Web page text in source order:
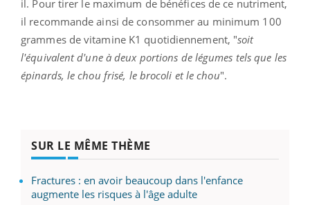
il. Pour tirer le maximum de bénéfices de ce nutriment,
il recommande ainsi de consommer au minimum 100
grammes de vitamine K1 quotidiennement, "soit
l'équivalent d'une à deux portions de légumes tels que les
épinards, le chou frisé, le brocoli et le chou".
SUR LE MÊME THÈME
Fractures : en avoir beaucoup dans l'enfance
augmente les risques à l'âge adulte